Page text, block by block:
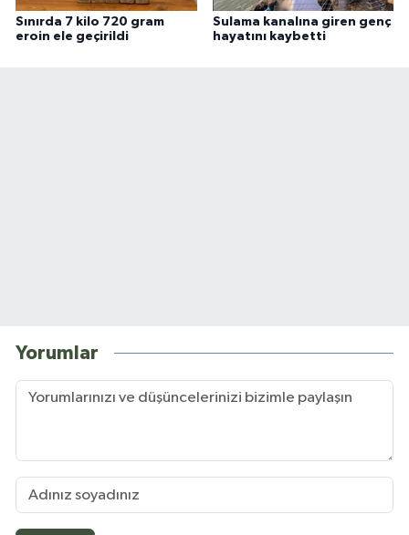
Sınırda 7 kilo 720 gram
eroin ele geçirildi
Sulama kanalına giren genç
hayatını kaybetti
Yorumlar